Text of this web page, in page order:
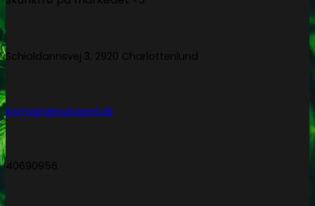
Schioldannsvej 3, 2920 Charlottenlund
Kontakt@subseed.dk
40690956